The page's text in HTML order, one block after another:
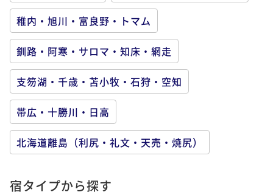
稚内・旭川・富良野・トマム
釧路・阿寒・サロマ・知床・網走
支笏湖・千歳・苫小牧・石狩・空知
帯広・十勝川・日高
北海道離島（利尻・礼文・天売・焼尻）
宿タイプから探す